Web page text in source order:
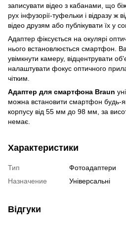
записувати відео з кабанами, що
рух інфузорії-туфельки і відразу ж
відео друзям або публікувати їх у
Адаптер фіксується на окулярі
нього встановлюється смартфон.
увімкнути камеру, відцентрувати
налаштувати фокус оптичного
чітким.
Адаптер для смартфона Braun
можна встановити смартфон будь-
корпусу від 55 мм до 98 мм, за
немає.
Характеристики
Тип
Фотоадаптери
Назначение
Універсальні
Відгуки